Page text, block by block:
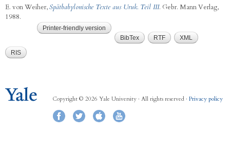
E. von Weiher,Spätbabylonische Texte aus Uruk. Teil III. Gebr. Mann Verlag,
1988.
Printer-friendly version
BibTex
RTF XML
RIS
Copyright © 2026 Yale University · All rights reserved · Privacy policy
FacebookTwitter iTunes